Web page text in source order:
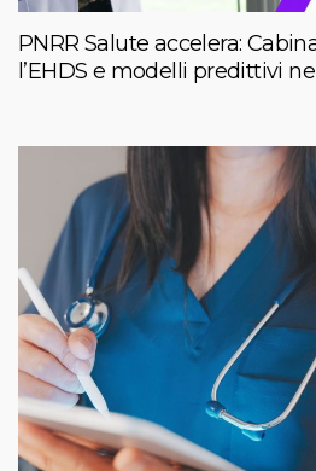
PNRR Salute accelera:
l’EHDS e modelli predittivi